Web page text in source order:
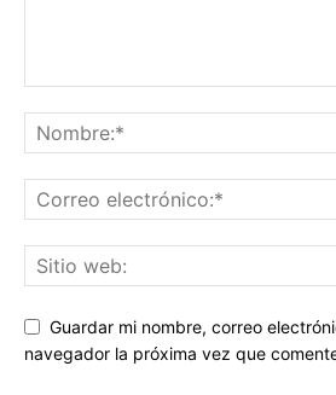
Guardar mi nombre, correo
navegador la próxima vez que